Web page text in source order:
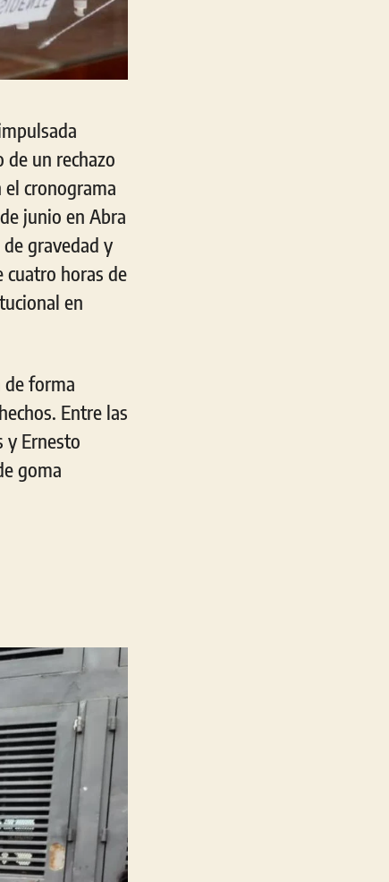
de un rechazo
cronograma
junio en Abra
gravedad y
cuatro horas de
en
de forma
Entre las
y Ernesto
goma